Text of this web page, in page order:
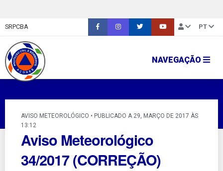
SRPCBA PT
NAVEGAÇÃO
AVISO METEOROLÓGICO • PUBLICADO A 29, MARÇO DE 2017 ÀS
13:12
Aviso Meteorológico
34/2017 (CORREÇÃO)